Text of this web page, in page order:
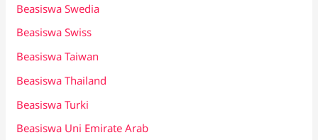
Beasiswa Swedia
Beasiswa Swiss
Beasiswa Taiwan
Beasiswa Thailand
Beasiswa Turki
Beasiswa Uni Emirate Arab